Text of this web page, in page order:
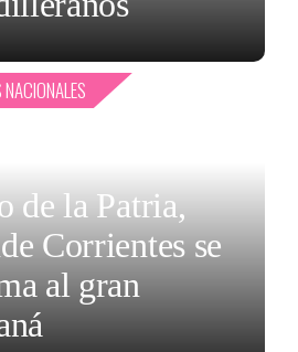
de la Patria,
Corrientes se
al gran